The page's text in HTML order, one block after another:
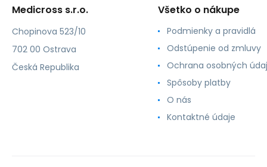
Medicross s.r.o.
Chopinova 523/10
702 00 Ostrava
Česká Republika
Všetko o nákupe
Podmienky a pravidlá
Odstúpenie od zmluvy
Ochrana osobných
Spôsoby platby
O nás
Kontaktné údaje